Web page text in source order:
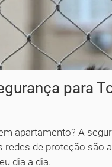
para
apartamento? A
de proteção são
dia a dia.